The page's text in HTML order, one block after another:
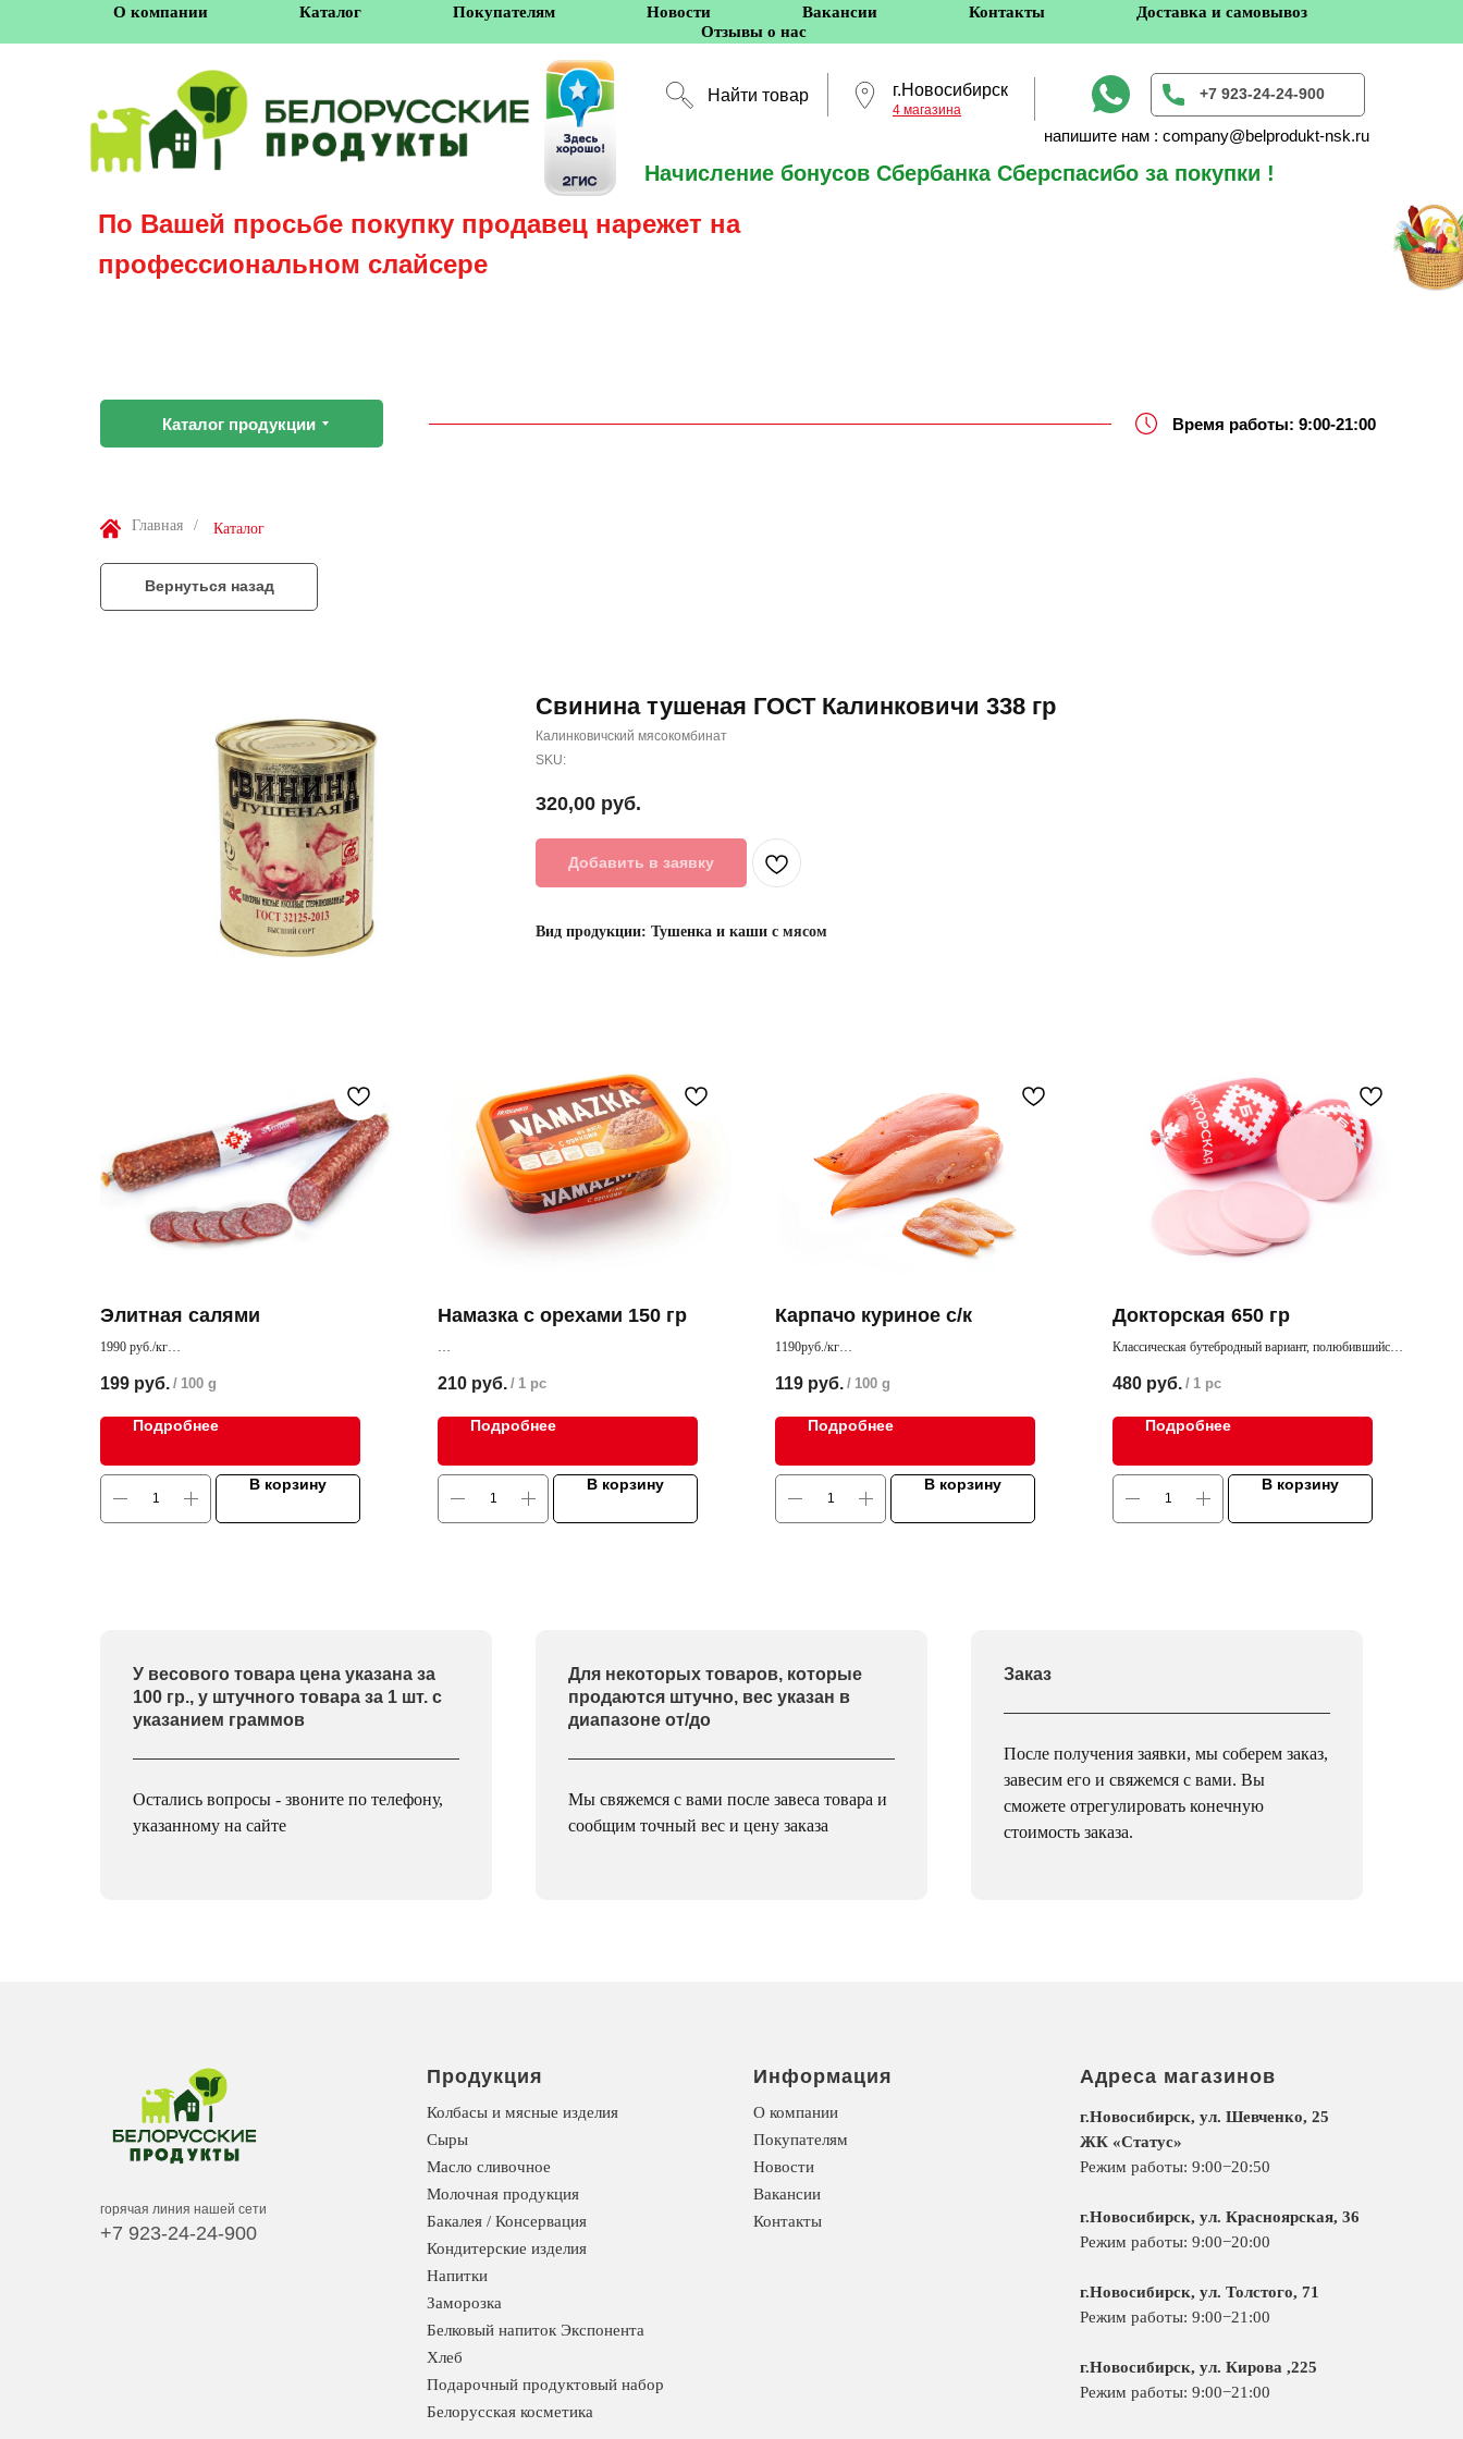
О компании Каталог Покупателям Новости Вакансии Контакты
Доставка и самовывоз
Отзывы о нас
г.Новосибирск +7 923-24-24-900
Найти товар
4 магазина
Начисление бонусов Сбербанка Сберспасибо за покупки !
напишите нам : company@belprodukt-nsk.ru
По Вашей просьбе покупку продавец нарежет на
профессиональном слайсере
Каталог продукции Время работы: 9:00-21:00
Главная / Каталог
Вернуться назад
Свинина тушеная ГОСТ Калинковичи 338 гр
Калинковичский мясокомбинат
SKU:
320,00 руб.
Добавить в заявку
Вид продукции: Тушенка и каши с мясом
Элитная салями
1990 руб./кг
199 руб. / 100 g
Подробнее
В корзину
Намазка с орехами 150 гр
получается прекрасный бутерброд
210 руб. / 1 pc
Подробнее
В корзину
Карпачо куриное с/к
1190руб./кг
119 руб. / 100 g
Подробнее
В корзину
Докторская 650 гр
Классическая бутебродный вариант, полюбившийся
480 руб. / 1 pc
Подробнее
В корзину
У весового товара цена указана за
100 гр., у штучного товара за 1 шт. с
указанием граммов
Остались вопросы - звоните по телефону,
указанному на сайте
Для некоторых товаров, которые
продаются штучно, вес указан в
диапазоне от/до
Мы свяжемся с вами после завеса товара и
сообщим точный вес и цену заказа
Заказ
После получения заявки, мы соберем заказ,
завесим его и свяжемся с вами. Вы
сможете отрегулировать конечную
стоимость заказа.
горячая линия нашей сети
+7 923-24-24-900
Продукция
Колбасы и мясные изделия
Сыры
Масло сливочное
Молочная продукция
Бакалея / Консервация
Кондитерские изделия
Напитки
Заморозка
Белковый напиток Экспонента
Хлеб
Подарочный продуктовый набор
Белорусская косметика
Информация
О компании
Покупателям
Новости
Вакансии
Контакты
Адреса магазинов
г.Новосибирск, ул. Шевченко, 25
ЖК «Статус»
Режим работы: 9:00−20:50
г.Новосибирск, ул. Красноярская, 36
Режим работы: 9:00−20:00
г.Новосибирск, ул. Толстого, 71
Режим работы: 9:00−21:00
г.Новосибирск, ул. Кирова ,225
Режим работы: 9:00−21:00